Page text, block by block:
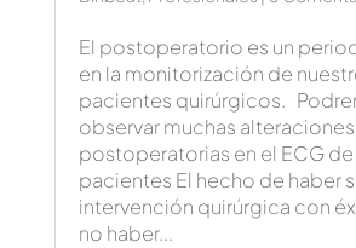
El postoperatorio es un
en la monitorización de
pacientes quirúrgicos.
observar muchas alteraciones
postoperatorias en el ECG
pacientes El hecho de haber
intervención quirúrgica con
no haber...